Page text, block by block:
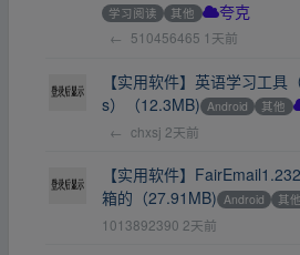
学习阅读
其他 夸克
← 510456465 1天前
【实用软件】英语学习工具
s）（12.3MB) Android 其他
← chxsj 2天前
【实用软件】
箱的（27.91MB) Android 其他
1013892390 2天前